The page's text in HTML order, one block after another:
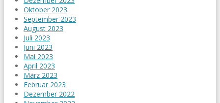
Oktober 2023
September 2023
August 2023
Juli 2023
Juni 2023
Mai 2023
April 2023
März 2023
Februar 2023
Dezember 2022